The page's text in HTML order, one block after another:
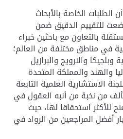
الخاصة بالأبحاث
للتقييم الدقيق ضمن
بالتعاون مع باحثين خبراء
في مناطق مختلفة من العالم؛
وبلجيكا والنرويج والبرازيل
والهند والمملكة المتحدة
الاستشارية العلمية التابعة
من نخبة من أنبه العقول في
للأكثر استحقاقا لها، حيث
أفضل المراجعين من الرواد في